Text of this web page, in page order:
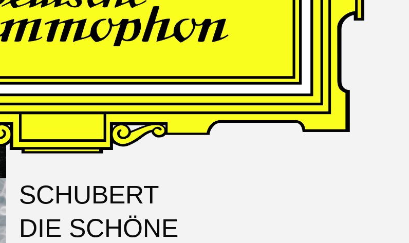
Die Nacht der Verlorenen
Finnish Radio Symphony Orchestra
Hannu Lintu
SCHUBERT
DIE SCHÖNE